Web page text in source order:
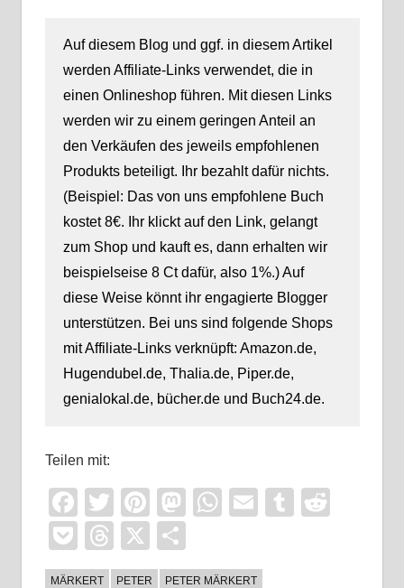
Auf diesem Blog und ggf. in diesem Artikel
werden Affiliate-Links verwendet, die in
einen Onlineshop führen. Mit diesen Links
werden wir zu einem geringen Anteil an
den Verkäufen des jeweils empfohlenen
Produkts beteiligt. Ihr bezahlt dafür nichts.
(Beispiel: Das von uns empfohlene Buch
kostet 8€. Ihr klickt auf den Link, gelangt
zum Shop und kauft es, dann erhalten wir
beispielseise 8 Ct dafür, also 1%.) Auf
diese Weise könnt ihr engagierte Blogger
unterstützen. Bei uns sind folgende Shops
mit Affiliate-Links verknüpft: Amazon.de,
Hugendubel.de, Thalia.de, Piper.de,
genialokal.de, bücher.de und Buch24.de.
Teilen mit:
Facebook
TwitterPinterest
Mastodon
WhatsApp
EmailTumblr
PocketThreads
X
MÄRKERT PETER PETER MÄRKERT